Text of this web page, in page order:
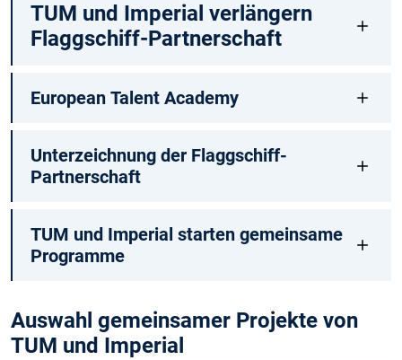
TUM und Imperial verlängern
Flaggschiff-Partnerschaft
European Talent Academy
Unterzeichnung der Flaggschiff-
Partnerschaft
TUM und Imperial starten gemeinsame
Programme
Auswahl gemeinsamer Projekte von
TUM und Imperial